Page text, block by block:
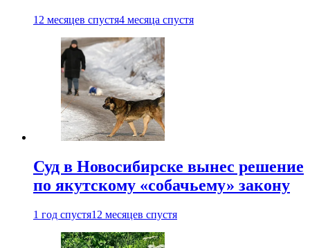
12 месяцев спустя4 месяца спустя
Суд в Новосибирске вынес решение
по якутскому «собачьему» закону
1 год спустя12 месяцев спустя